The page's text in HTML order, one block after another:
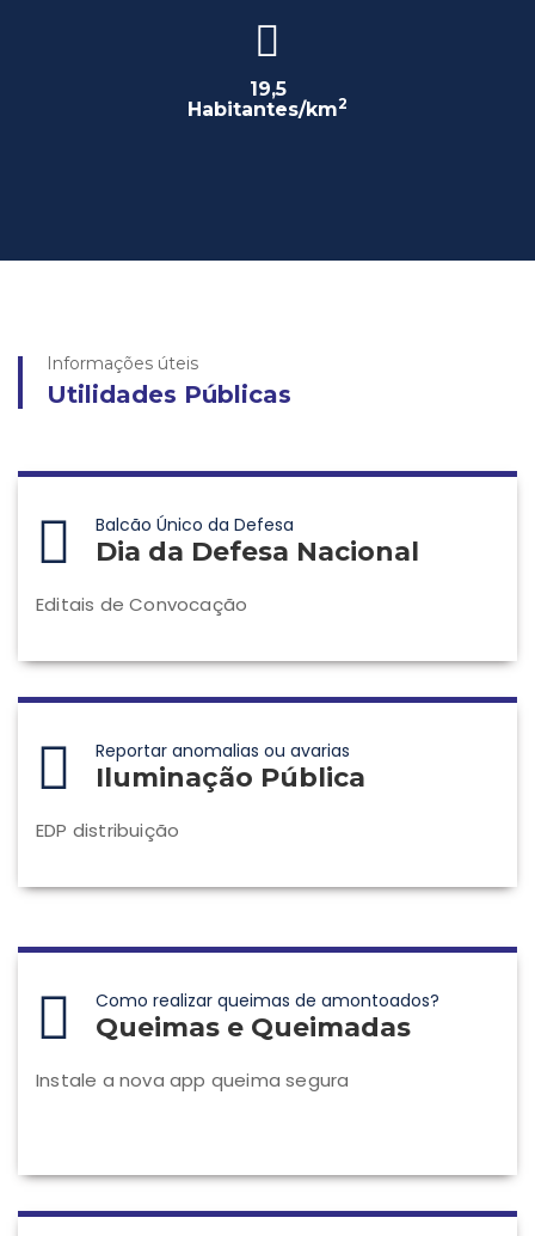
19,5
Habitantes/km2
Informações úteis
Utilidades Públicas
Balcão Único da Defesa
Dia da Defesa Nacional
Editais de Convocação
Reportar anomalias ou avarias
Iluminação Pública
EDP distribuição
Como realizar queimas de amontoados?
Queimas e Queimadas
Instale a nova app queima segura